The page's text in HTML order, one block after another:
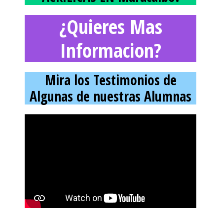
¿Quieres Mas
Informacion?
Mira los Testimonios de
Algunas de nuestras Alumnas